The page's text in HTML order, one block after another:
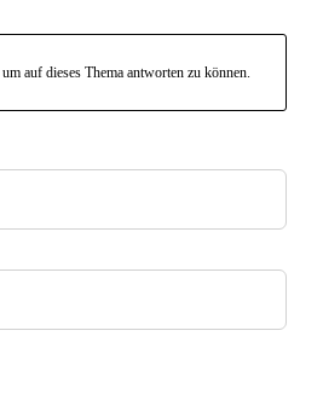
auf dieses Thema antworten zu können.